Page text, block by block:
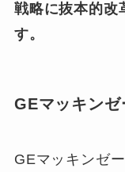
戦略に抜本的改
す。
GEマッキン
GEマッキンゼ